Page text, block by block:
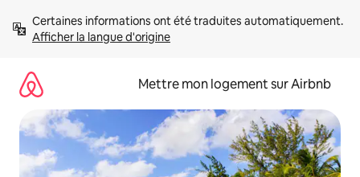
directement
Afficher la langue d'origine
Mettre mon logement sur Airbnb